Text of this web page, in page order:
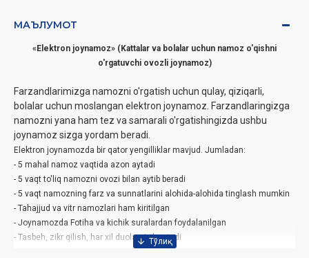
МАЪЛУМОТ
«Elektron joynamoz» (Kattalar va bolalar uchun namoz o'qishni
o'rgatuvchi ovozli joynamoz)
Farzandlarimizga namozni o'rgatish uchun qulay, qiziqarli,
bolalar uchun moslangan elektron joynamoz. Farzandlaringizga
namozni yana ham tez va samarali o'rgatishingizda ushbu
joynamoz sizga yordam beradi.
Elektron joynamozda bir qator yengilliklar mavjud. Jumladan:
- 5 mahal namoz vaqtida azon aytadi
- 5 vaqt to'liq namozni ovozi bilan aytib beradi
- 5 vaqt namozning farz va sunnatlarini alohida-alohida tinglash mumkin
- Tahajjud va vitr namozlari ham kiritilgan
- Joynamozda Fotiha va kichik suralardan foydalanilgan
- Tasbeh, zikr qilish, har xil duolarni o'rgatadi